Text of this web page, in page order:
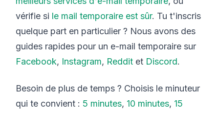
vérifie si le mail temporaire est sûr. Tu t'inscris
quelque part en particulier ? Nous avons des
guides rapides pour un e-mail temporaire sur
Facebook, Instagram, Reddit et Discord.
Besoin de plus de temps ? Choisis le minuteur
qui te convient : 5 minutes, 10 minutes, 15